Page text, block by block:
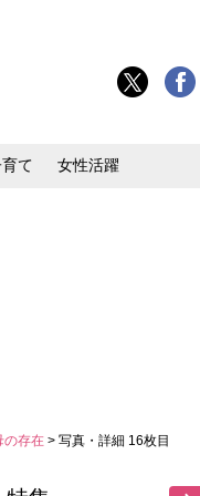
て 女性活躍
の存在 > 写真・詳細 16枚目